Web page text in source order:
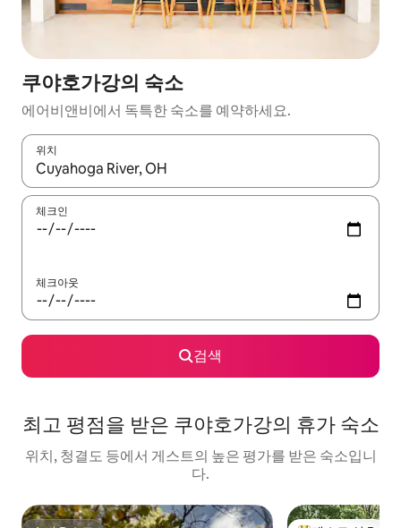
쿠야호가강의 숙소
에어비앤비에서 독특한 숙소를 예약하세요.
위치
결과가 나오면 위·아래 화살표 키를 사용하거나 터치 또는 스와이
체크인
체크아웃
검색
최고 평점을 받은 쿠야호가강의 휴가 숙소
위치, 청결도 등에서 게스트의 높은 평가를 받은 숙소입니
다.